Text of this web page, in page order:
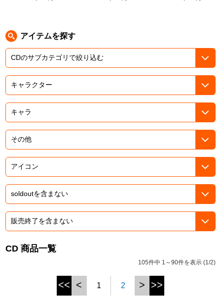
パックマン
ナムコクラシック
ガンダムシリーズ
ドラゴンボール
ラブライブ！シリーズ
ラブライブ！
ラブライブ！サンシャイン‼
モフモフパレード
アイテムを探す
CD 商品一覧
105件中 1～90件を表示 (1/2)
<< < 1 2 > >>